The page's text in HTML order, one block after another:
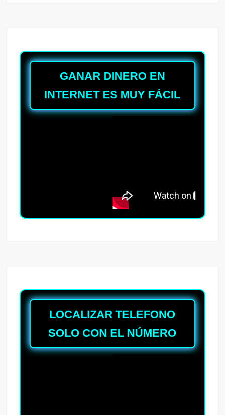
GANAR DINERO EN
INTERNET ES MUY FÁCIL
LOCALIZAR TELEFONO
SOLO CON EL NÚMERO